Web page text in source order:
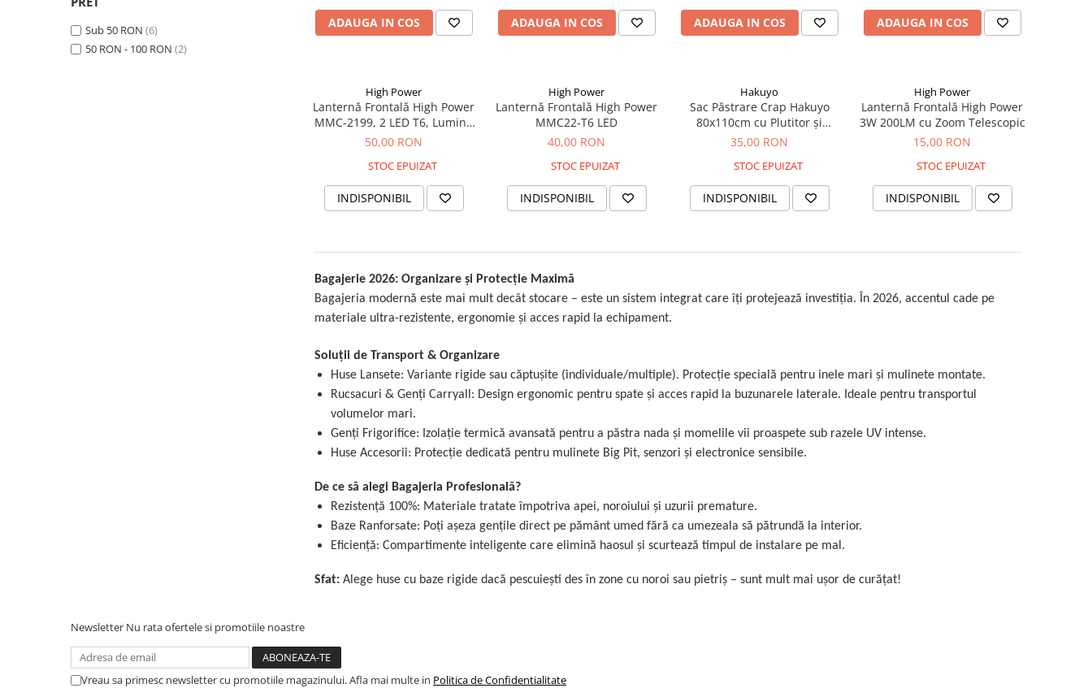
Sub 50 RON (6)
50 RON - 100 RON (2)
ADAUGA IN COS ADAUGA IN COS ADAUGA IN COS ADAUGA IN COS
High Power
Lanternă Frontală High Power
MMC-2199, 2 LED T6, Lumină
Albă/Albastră
50,00 RON
STOC EPUIZAT
INDISPONIBIL
High Power
Lanternă Frontală High Power
MMC22-T6 LED
40,00 RON
STOC EPUIZAT
INDISPONIBIL
Hakuyo
Sac Păstrare Crap Hakuyo
80x110cm cu Plutitor și
Cusături Triple
35,00 RON
STOC EPUIZAT
INDISPONIBIL
High Power
Lanternă Frontală High Power
3W 200LM cu Zoom Telescopic
15,00 RON
STOC EPUIZAT
INDISPONIBIL
Bagajerie 2026: Organizare și Protecție Maximă
Bagajeria modernă este mai mult decât stocare – este un sistem integrat care îți protejează investiția. În 2026, accentul cade pe
materiale ultra-rezistente, ergonomie și acces rapid la echipament.
Soluții de Transport & Organizare
Huse Lansete: Variante rigide sau căptușite (individuale/multiple). Protecție specială pentru inele mari și mulinete montate.
Rucsacuri & Genți Carryall: Design ergonomic pentru spate și acces rapid la buzunarele laterale. Ideale pentru transportul
volumelor mari.
Genți Frigorifice: Izolație termică avansată pentru a păstra nada și momelile vii proaspete sub razele UV intense.
Huse Accesorii: Protecție dedicată pentru mulinete Big Pit, senzori și electronice sensibile.
De ce să alegi Bagajeria Profesională?
Rezistență 100%: Materiale tratate împotriva apei, noroiului și uzurii premature.
Baze Ranforsate: Poți așeza gențile direct pe pământ umed fără ca umezeala să pătrundă la interior.
Eficiență: Compartimente inteligente care elimină haosul și scurtează timpul de instalare pe mal.
Sfat: Alege huse cu baze rigide dacă pescuiești des în zone cu noroi sau pietriș – sunt mult mai ușor de curățat!
Newsletter Nu rata ofertele si promotiile noastre
Vreau sa primesc newsletter cu promotiile magazinului. Afla mai multe in Politica de Confidentialitate